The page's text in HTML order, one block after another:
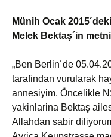
Münih Ocak
Melek Bektaş´in
„Ben Berlin´de
tarafindan vurularak
annesiyim. Öncelikle
yakinlarina Bektaş
Allahdan sabir